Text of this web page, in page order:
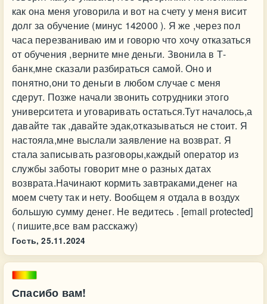
как она меня уговорила и вот на счету у меня висит
долг за обучение (минус 142000 ). Я же ,через пол
часа перезваниваю им и говорю что хочу отказаться
от обучения ,верните мне деньги. Звонила в Т-
банк,мне сказали разбираться самой. Оно и
понятно,они то деньги в любом случае с меня
сдерут. Позже начали звонить сотрудники этого
университета и уговаривать остаться.Тут началось,а
давайте так ,давайте эдак,отказываться не стоит. Я
настояла,мне выслали заявление на возврат. Я
стала записывать разговоры,каждый оператор из
службы заботы говорит мне о разных датах
возврата.Начинают кормить завтраками,денег на
моем счету так и нету. Вообщем я отдала в воздух
большую сумму денег. Не ведитесь . [email protected]
( пишите,все вам расскажу)
Гость, 25.11.2024
Спасибо вам!